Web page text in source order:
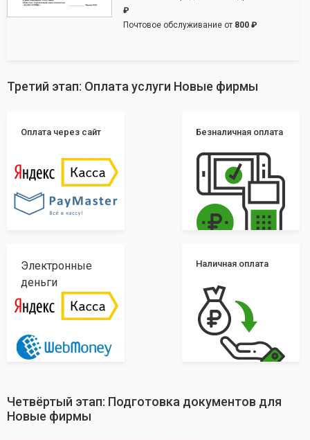
₽
Почтовое обслуживание от 800 ₽
Третий этап: Оплата услуги Новые фирмы
Оплата через сайт Безналичная оплата
Электронные
деньги
Наличная оплата
Четвёртый этап: Подготовка документов для
Новые фирмы